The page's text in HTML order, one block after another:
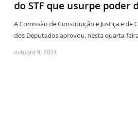
do STF que usurpe poder
A Comissão de Constituição e Justiça e de
dos Deputados aprovou, nesta quarta-
outubro 9, 2024